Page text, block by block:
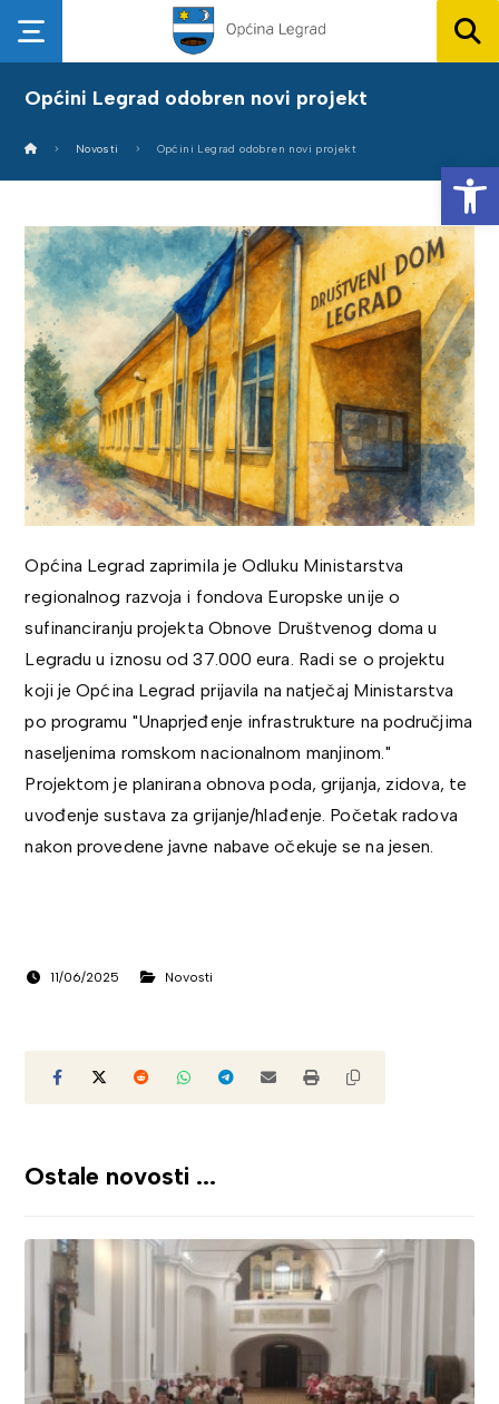
Općini Legrad odobren novi projekt
Novosti Općini Legrad odobren novi projekt
Općina Legrad zaprimila je Odluku Ministarstva
regionalnog razvoja i fondova Europske unije o
sufinanciranju projekta Obnove Društvenog doma u
Legradu u iznosu od 37.000 eura. Radi se o projektu
koji je Općina Legrad prijavila na natječaj Ministarstva
po programu "Unaprjeđenje infrastrukture na područjima
naseljenima romskom nacionalnom manjinom."
Projektom je planirana obnova poda, grijanja, zidova, te
uvođenje sustava za grijanje/hlađenje. Početak radova
nakon provedene javne nabave očekuje se na jesen.
11/06/2025 Novosti
Ostale novosti ...